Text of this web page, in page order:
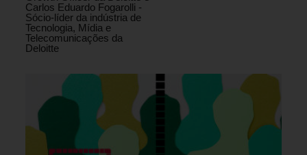
Carlos Eduardo Fogarolli -
Sócio-líder da indústria de
Tecnologia, Mídia e
Telecomunicações da
Deloitte